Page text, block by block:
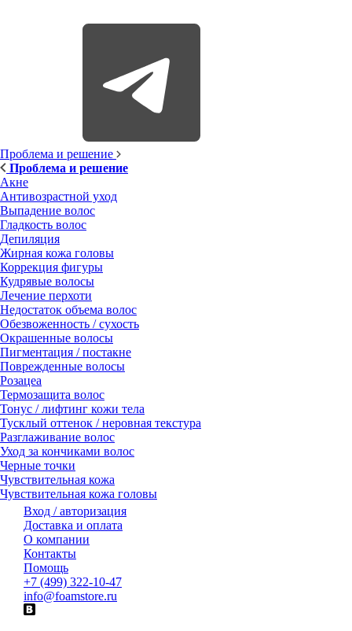
Проблема и решение
Проблема и решение
Акне
Антивозрастной уход
Выпадение волос
Гладкость волос
Депиляция
Жирная кожа головы
Коррекция фигуры
Кудрявые волосы
Лечение перхоти
Недостаток объема волос
Обезвоженность / сухость
Окрашенные волосы
Пигментация / постакне
Поврежденные волосы
Розацеа
Термозащита волос
Тонус / лифтинг кожи тела
Тусклый оттенок / неровная текстура
Разглаживание волос
Уход за кончиками волос
Черные точки
Чувствительная кожа
Чувствительная кожа головы
Вход / авторизация
Доставка и оплата
О компании
Контакты
Помощь
+7 (499) 322-10-47
info@foamstore.ru